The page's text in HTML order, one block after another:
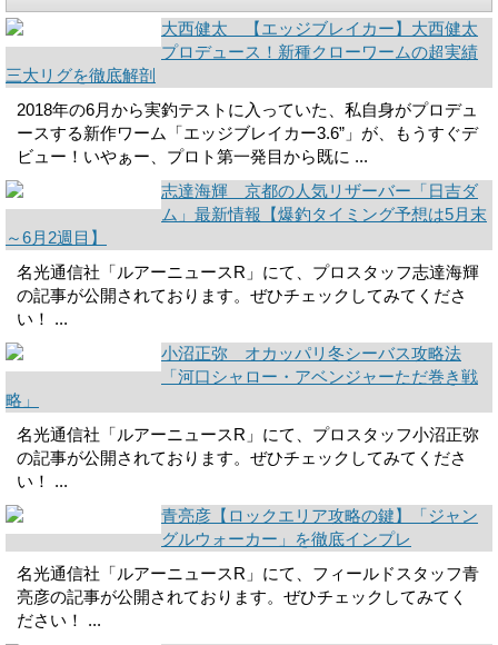
大西健太 【エッジブレイカー】大西健太
プロデュース！新種クローワームの超実績
三大リグを徹底解剖
2018年の6月から実釣テストに入っていた、私自身がプロデュ
ースする新作ワーム「エッジブレイカー3.6”」が、もうすぐデ
ビュー！いやぁー、プロト第一発目から既に ...
志達海輝 京都の人気リザーバー「日吉ダ
ム」最新情報【爆釣タイミング予想は5月末
～6月2週目】
名光通信社「ルアーニュースR」にて、プロスタッフ志達海輝
の記事が公開されております。ぜひチェックしてみてくださ
い！ ...
小沼正弥 オカッパリ冬シーバス攻略法
「河口シャロー・アベンジャーただ巻き戦
略」
名光通信社「ルアーニュースR」にて、プロスタッフ小沼正弥
の記事が公開されております。ぜひチェックしてみてくださ
い！ ...
青亮彦【ロックエリア攻略の鍵】「ジャン
グルウォーカー」を徹底インプレ
名光通信社「ルアーニュースR」にて、フィールドスタッフ青
亮彦の記事が公開されております。ぜひチェックしてみてく
ださい！ ...